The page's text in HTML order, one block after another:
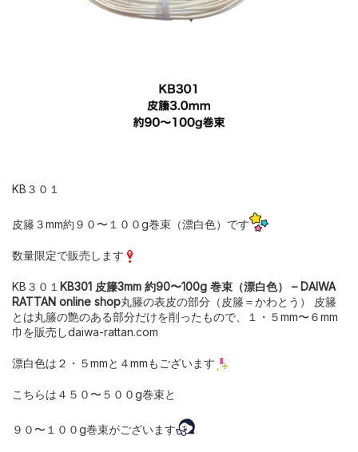
KB３０１
皮籐３mm約９０〜１００g巻束（漂白色）です
数量限定で販売します
KB３０１ KB301 皮籐3mm 約90〜100g 巻束（漂白色） – DAIWA
RATTAN online shop丸籐の表皮の部分（皮籐＝かわとう） 皮籐
とは丸籐の艶のある部分だけを削ったもので、１・５mm〜６mm
巾を販売しdaiwa-rattan.com
漂白色は２・５mmと４mmもございます
こちらは４５０〜５００g巻束と
９０〜１００g巻束がございます